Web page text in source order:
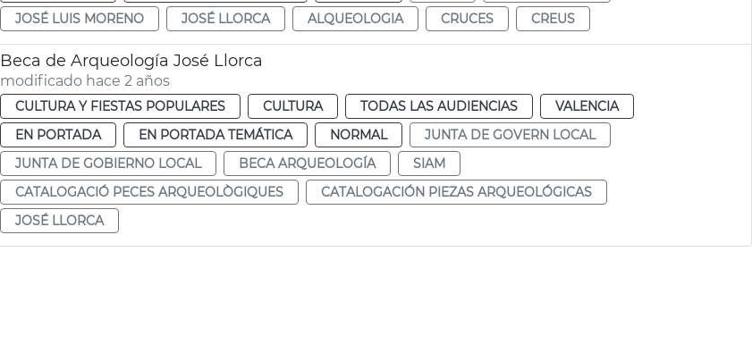
JOSÉ LUIS MORENO
JOSÉ LLORCA ALQUEOLOGIA CRUCES CREUS
Beca de Arqueología José Llorca
modificado hace 2 años
CULTURA Y FIESTAS POPULARES CULTURA TODAS LAS AUDIENCIAS
VALENCIA
EN PORTADA
EN PORTADA TEMÁTICA NORMAL
JUNTA DE GOVERN LOCAL
JUNTA DE GOBIERNO LOCAL
BECA ARQUEOLOGÍA
SIAM
CATALOGACIÓ PECES ARQUEOLÒGIQUES
CATALOGACIÓN PIEZAS ARQUEOLÓGICAS
JOSÉ LLORCA